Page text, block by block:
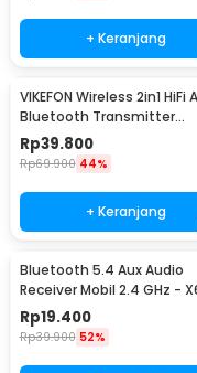
+ Keranjang
VIKEFON Wireless 2in1 HiFi
Bluetooth Transmitter
Receiver 3.5mm - B6
Rp39.800
Rp69.900 44%
+ Keranjang
Bluetooth 5.4 Aux Audio
Receiver Mobil 2.4 GHz -
Rp19.400
Rp39.900 52%